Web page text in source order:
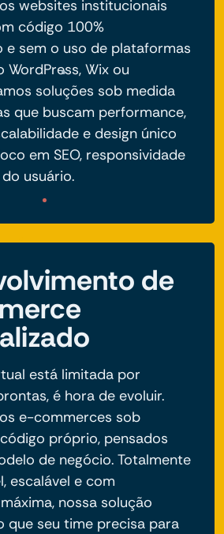
websites institucionais
código 100%
e sem o uso de plataformas
Wix ou
soluções sob medida
que buscam performance,
e design único
em SEO, responsividade
usuário.
de
está limitada por
é hora de evoluir.
e-commerces sob
próprio, pensados
de negócio. Totalmente
escalável e com
nossa solução
que seu time precisa para